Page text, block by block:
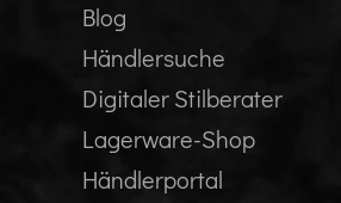
Blog
Händlersuche
Digitaler Stilberater
Lagerware-Shop
Händlerportal